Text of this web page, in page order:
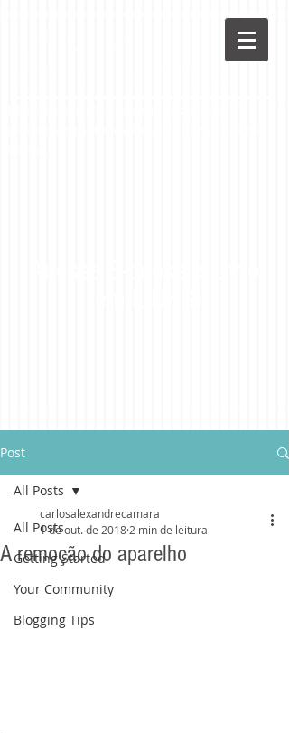
Post
All Posts
Getting Started
Your Community
Blogging Tips
All Posts
A remoção do aparelho
carlosalexandrecamara
1 de out. de 2018 2 min de leitura